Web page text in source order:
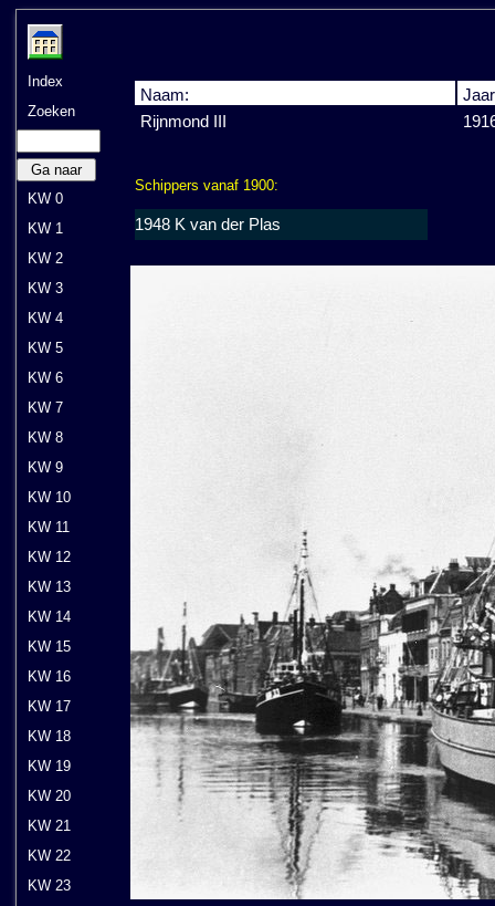
Index
Zoeken
Ga naar
KW 0
KW 1
KW 2
KW 3
KW 4
KW 5
KW 6
KW 7
KW 8
KW 9
KW 10
KW 11
KW 12
KW 13
KW 14
KW 15
KW 16
KW 17
KW 18
KW 19
KW 20
KW 21
KW 22
KW 23
Naam:
Rijnmond III
Schippers vanaf 1900:
1948 K van der Plas